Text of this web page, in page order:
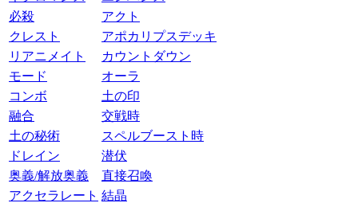
必殺
アクト
クレスト
アポカリプスデッキ
リアニメイト
カウントダウン
モード
オーラ
コンボ
土の印
融合
交戦時
土の秘術
スペルブースト時
ドレイン
潜伏
奥義/解放奥義
直接召喚
アクセラレート 結晶